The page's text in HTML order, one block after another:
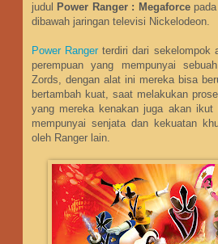
judul Power Ranger : Megaforcepada
dibawah jaringan televisi Nickelodeon.
Power Rangerterdiri dari sekelompok
perempuan yang mempunyai
Zords, dengan alat ini mereka bisa
bertambah kuat, saat melakukan
yang mereka kenakan juga akan ikut
mempunyai senjata dan kekuatan
oleh Ranger lain.